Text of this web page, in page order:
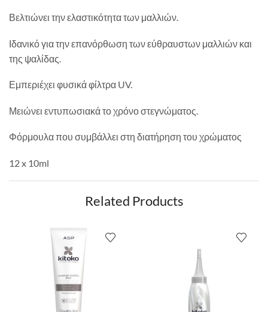
Βελτιώνει την ελαστικότητα των μαλλιών.
Ιδανικό για την επανόρθωση των εύθραυστων μαλλιών και
της ψαλίδας.
Εμπεριέχει φυσικά φίλτρα UV.
Μειώνει εντυπωσιακά το χρόνο στεγνώματος.
Φόρμουλα που συμβάλλει στη διατήρηση του χρώματος
12 x 10ml
Related Products